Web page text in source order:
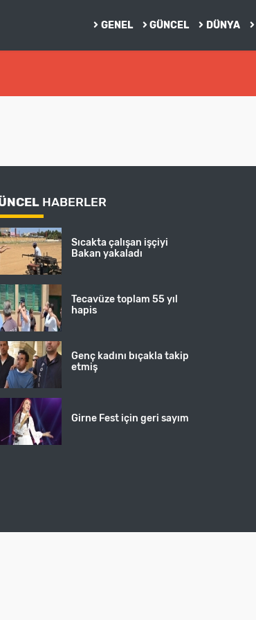
GENEL GÜNCEL DÜNYA
HABERLER
Sıcakta çalışan işçiyi
Bakan yakaladı
Tecavüze toplam 55 yıl
hapis
Genç kadını bıçakla takip
etmiş
Girne Fest için geri sayım